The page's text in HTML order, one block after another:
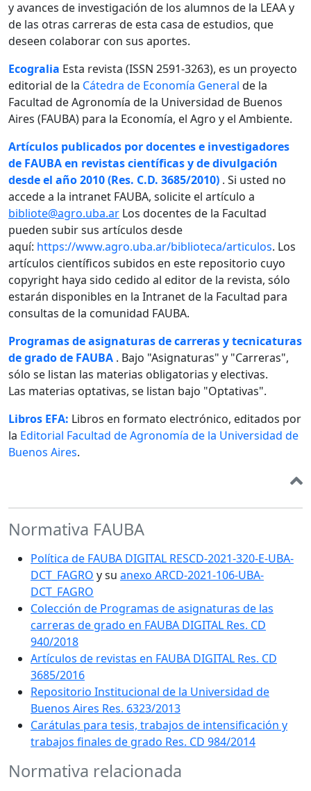
y avances de investigación de los alumnos de la LEAA y
de las otras carreras de esta casa de estudios, que
deseen colaborar con sus aportes.
Ecogralia Esta revista (ISSN 2591-3263), es un proyecto
editorial de la Cátedra de Economía General de la
Facultad de Agronomía de la Universidad de Buenos
Aires (FAUBA) para la Economía, el Agro y el Ambiente.
Artículos publicados por docentes e investigadores
de FAUBA en revistas científicas y de divulgación
desde el año 2010 (Res. C.D. 3685/2010) . Si usted no
accede a la intranet FAUBA, solicite el artículo a
bibliote@agro.uba.ar Los docentes de la Facultad
pueden subir sus artículos desde
aquí: https://www.agro.uba.ar/biblioteca/articulos. Los
artículos científicos subidos en este repositorio cuyo
copyright haya sido cedido al editor de la revista, sólo
estarán disponibles en la Intranet de la Facultad para
consultas de la comunidad FAUBA.
Programas de asignaturas de carreras y tecnicaturas
de grado de FAUBA . Bajo "Asignaturas" y "Carreras",
sólo se listan las materias obligatorias y electivas.
Las materias optativas, se listan bajo "Optativas".
Libros EFA: Libros en formato electrónico, editados por
la Editorial Facultad de Agronomía de la Universidad de
Buenos Aires.
Normativa FAUBA
Política de FAUBA DIGITAL RESCD-2021-320-E-UBA-
DCT_FAGRO y su anexo ARCD-2021-106-UBA-
DCT_FAGRO
Colección de Programas de asignaturas de las
carreras de grado en FAUBA DIGITAL Res. CD
940/2018
Artículos de revistas en FAUBA DIGITAL Res. CD
3685/2016
Repositorio Institucional de la Universidad de
Buenos Aires Res. 6323/2013
Carátulas para tesis, trabajos de intensificación y
trabajos finales de grado Res. CD 984/2014
Normativa relacionada